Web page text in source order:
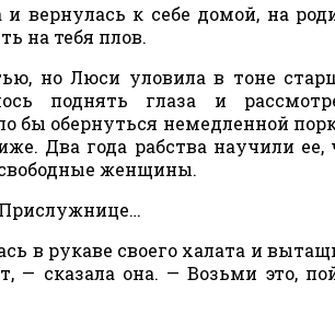
вернулась к себе домой, на
на тебя плов.
но Люси уловила в тоне
поднять глаза и
бы обернуться немедленной
Два года рабства научили ее,
свободные женщины.
в рукаве своего халата и
сказала она. — Возьми это,